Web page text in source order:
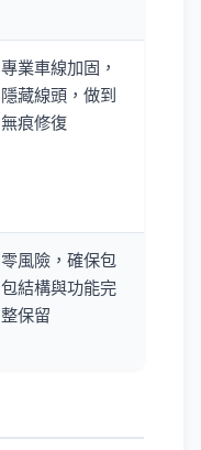
專業車線加固，
隱藏線頭，做到
無痕修復
零風險，確保包
包結構與功能完
整保留